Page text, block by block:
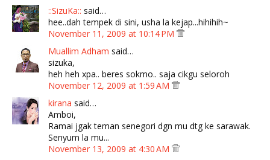
::SizuKa:: said…
hee..dah tempek di sini, usha la kejap...hihihih~
November 11, 2009 at 10:14 PM
Muallim Adham said…
sizuka,
heh heh xpa.. beres sokmo.. saja cikgu seloroh
November 12, 2009 at 1:59 AM
kirana said…
Amboi,
Ramai jgak teman senegori dgn mu dtg ke sarawak.
Senyum la mu...
November 13, 2009 at 4:30 AM